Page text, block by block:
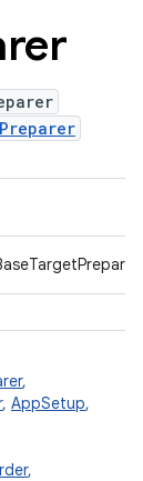
,
, AppSetup,
,